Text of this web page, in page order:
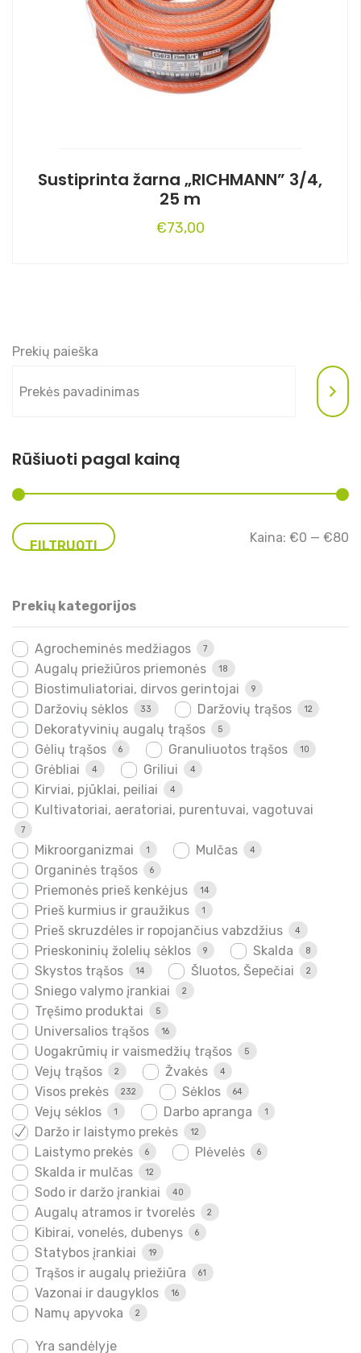
Sustiprinta žarna „RICHMANN” 3/4,
25 m
€73,00
Prekių paieška
Rūšiuoti pagal kainą
FILTRUOTI
Kaina: €0 — €80
Prekių kategorijos
Agrocheminės medžiagos 7
Augalų priežiūros priemonės 18
Biostimuliatoriai, dirvos gerintojai 9
Daržovių sėklos 33 Daržovių trąšos 12
Dekoratyvinių augalų trąšos 5
Gėlių trąšos 6 Granuliuotos trąšos 10
Grėbliai 4 Griliui 4
Kirviai, pjūklai, peiliai 4
Kultivatoriai, aeratoriai, purentuvai, vagotuvai
7
Mikroorganizmai 1 Mulčas 4
Organinės trąšos 6
Priemonės prieš kenkėjus 14
Prieš kurmius ir graužikus 1
Prieš skruzdėles ir ropojančius vabzdžius 4
Prieskoninių žolelių sėklos 9 Skalda 8
Skystos trąšos 14 Šluotos, Šepečiai 2
Sniego valymo įrankiai 2
Tręšimo produktai 5
Universalios trąšos 16
Uogakrūmių ir vaismedžių trąšos 5
Vejų trąšos 2 Žvakės 4
Visos prekės 232 Sėklos 64
Vejų sėklos 1 Darbo apranga 1
Daržo ir laistymo prekės 12
Laistymo prekės 6 Plėvelės 6
Skalda ir mulčas 12
Sodo ir daržo įrankiai 40
Augalų atramos ir tvorelės 2
Kibirai, vonelės, dubenys 6
Statybos įrankiai 19
Trąšos ir augalų priežiūra 61
Vazonai ir daugyklos 16
Namų apyvoka 2
Yra sandėlyje